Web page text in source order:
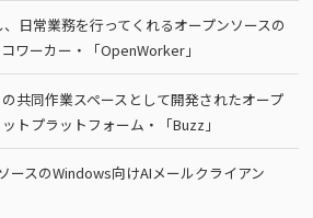
日常業務を行ってくれるオープンソースの
ワーカー・「OpenWorker」
共同作業スペースとして開発されたオープ
トプラットフォーム・「Buzz」
ースのWindows向けAIメールクライアン